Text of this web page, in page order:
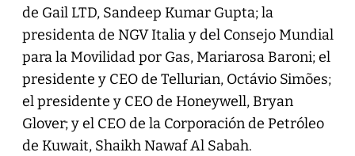
de Gail LTD, Sandeep Kumar Gupta; la
presidenta de NGV Italia y del Consejo Mundial
para la Movilidad por Gas, Mariarosa Baroni; el
presidente y CEO de Tellurian, Octávio Simões;
el presidente y CEO de Honeywell, Bryan
Glover; y el CEO de la Corporación de Petróleo
de Kuwait, Shaikh Nawaf Al Sabah.